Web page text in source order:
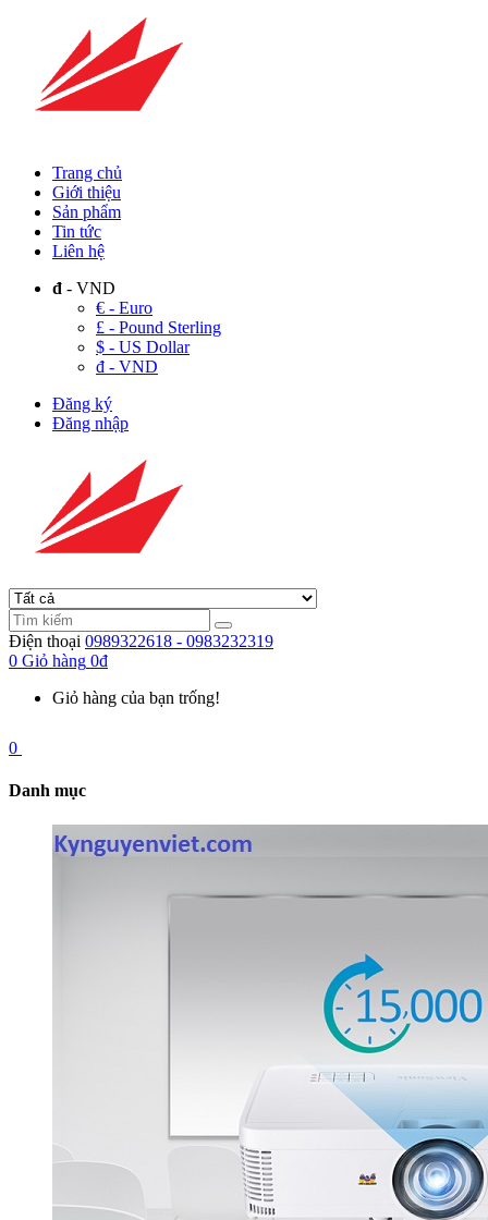
Trang chủ
Giới thiệu
Sản phẩm
Tin tức
Liên hệ
đ - VND
€ - Euro
£ - Pound Sterling
$ - US Dollar
đ - VND
Đăng ký
Đăng nhập
Điện thoại 0989322618 - 0983232319
0 Giỏ hàng 0đ
Giỏ hàng của bạn trống!
0
Danh mục